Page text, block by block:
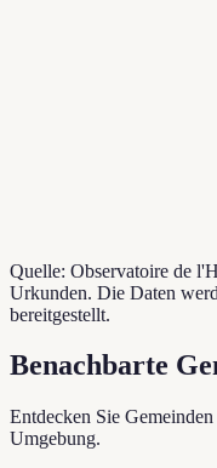
Quelle: Observatoire de
Urkunden. Die Daten
bereitgestellt.
Benachbarte
Entdecken Sie
Umgebung.